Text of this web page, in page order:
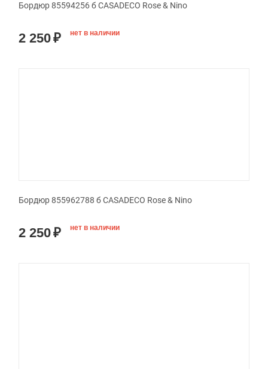
Бордюр 85594256 б CASADECO Rose & Nino
2 250₽ нет в наличии
Бордюр 855962788 б CASADECO Rose & Nino
2 250₽ нет в наличии